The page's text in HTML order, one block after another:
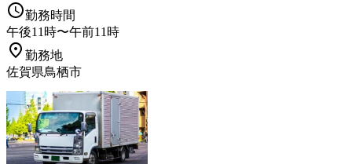
勤務時間
午後11時〜午前11時
勤務地
佐賀県鳥栖市